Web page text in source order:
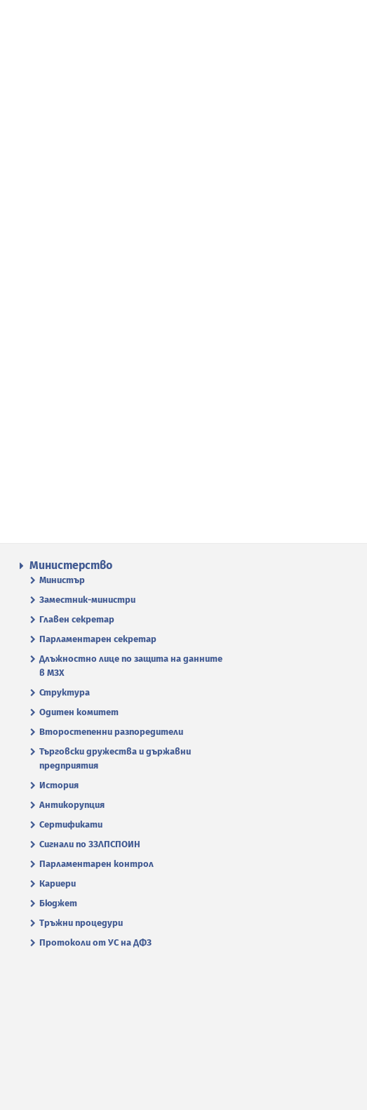
Министерство
Министър
Заместник-министри
Главен секретар
Парламентарен секретар
Длъжностно лице по защита на данните
в МЗХ
Структура
Одитен комитет
Второстепенни разпоредители
Търговски дружества и държавни
предприятия
История
Антикорупция
Сертификати
Сигнали по ЗЗЛПСПОИН
Парламентарен контрол
Кариери
Бюджет
Тръжни процедури
Протоколи от УС на ДФЗ